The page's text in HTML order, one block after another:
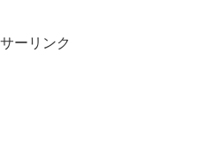
ーリンク